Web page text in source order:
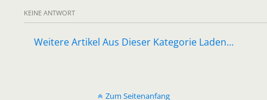
KEINE ANTWORT
Weitere Artikel Aus Dieser Kategorie Laden…
Zum Seitenanfang